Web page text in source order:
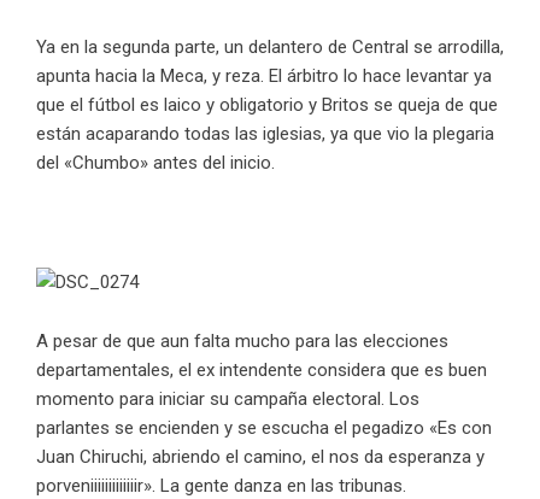
Ya en la segunda parte, un delantero de Central se arrodilla,
apunta hacia la Meca, y reza. El árbitro lo hace levantar ya
que el fútbol es laico y obligatorio y Britos se queja de que
están acaparando todas las iglesias, ya que vio la plegaria
del «Chumbo» antes del inicio.
A pesar de que aun falta mucho para las elecciones
departamentales, el ex intendente considera que es buen
momento para iniciar su campaña electoral. Los
parlantes se encienden y se escucha el pegadizo «Es con
Juan Chiruchi, abriendo el camino, el nos da esperanza y
porveniiiiiiiiiiiiir». La gente danza en las tribunas.